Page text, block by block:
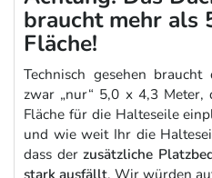
braucht mehr als
Fläche!
Technisch gesehen
zwar „nur“ 5,0 x 4,3
Fläche für die Halteseile
und wie weit Ihr die
dass derzusätzliche
stark ausfällt. Wir würden